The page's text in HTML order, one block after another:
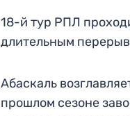
18-й тур РПЛ
длительным
Абаскаль
прошлом сезоне